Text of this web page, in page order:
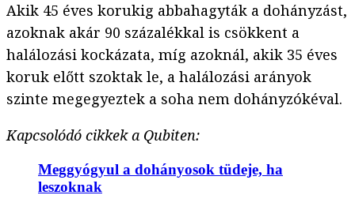
Akik 45 éves korukig abbahagyták a dohányzást,
azoknak akár 90 százalékkal is csökkent a
halálozási kockázata, míg azoknál, akik 35 éves
koruk előtt szoktak le, a halálozási arányok
szinte megegyeztek a soha nem dohányzókéval.
Kapcsolódó cikkek a Qubiten:
Meggyógyul a dohányosok tüdeje, ha
leszoknak